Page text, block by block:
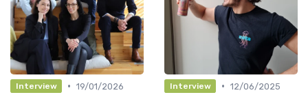
Interview • 19/01/2026
Interview • 12/06/2025